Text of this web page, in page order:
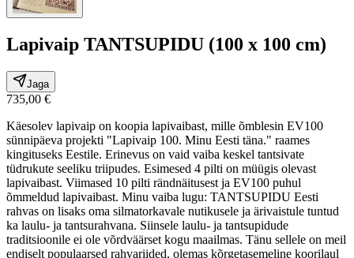
Lapivaip TANTSUPIDU (100 x 100 cm)
Jaga
735,00 €
Käesolev lapivaip on koopia lapivaibast, mille õmblesin EV100
sünnipäeva projekti "Lapivaip 100. Minu Eesti täna." raames
kingituseks Eestile. Erinevus on vaid vaiba keskel tantsivate
tüdrukute seeliku triipudes. Esimesed 4 pilti on müügis olevast
lapivaibast. Viimased 10 pilti rändnäitusest ja EV100 puhul
õmmeldud lapivaibast. Minu vaiba lugu: TANTSUPIDU Eesti
rahvas on lisaks oma silmatorkavale nutikusele ja ärivaistule tuntud
ka laulu- ja tantsurahvana. Siinsele laulu- ja tantsupidude
traditsioonile ei ole võrdväärset kogu maailmas. Tänu sellele on meil
endiselt populaarsed rahvariided, olemas kõrgetasemeline koorilaul